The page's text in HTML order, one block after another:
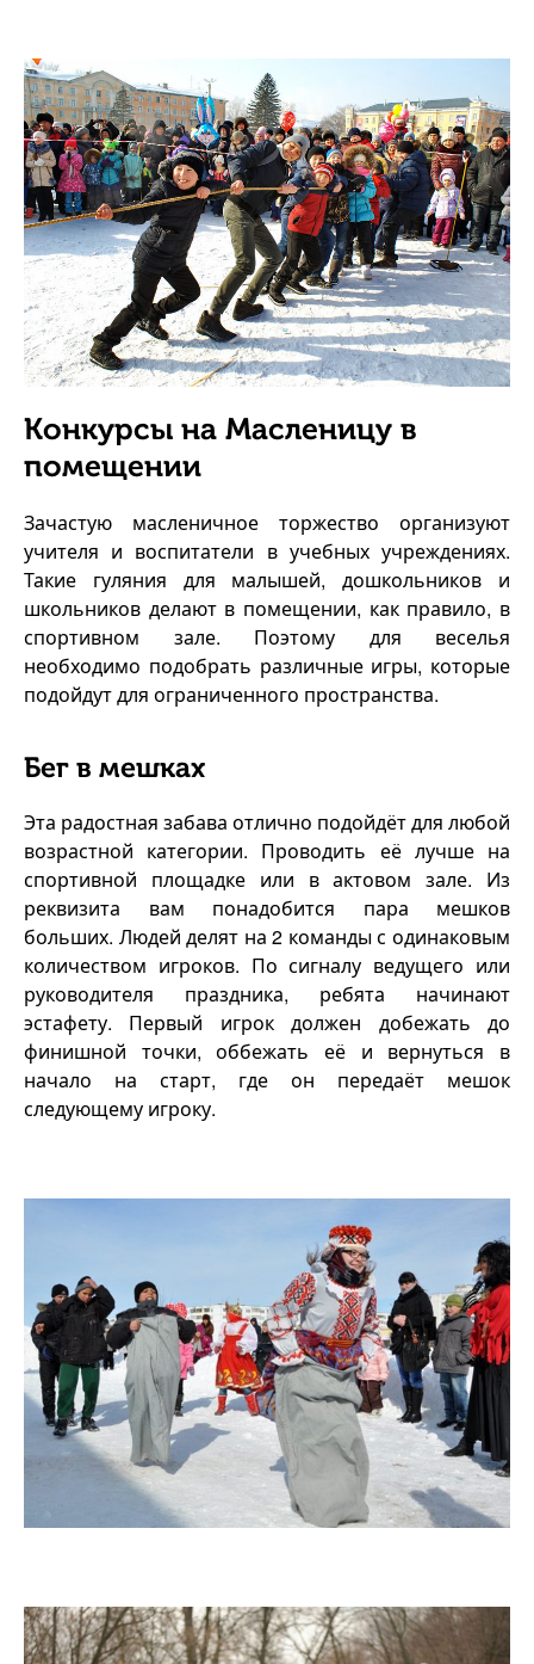
Конкурсы на Масленицу в
помещении
Зачастую масленичное торжество организуют
учителя и воспитатели в учебных учреждениях.
Такие гуляния для малышей, дошкольников и
школьников делают в помещении, как правило, в
спортивном зале. Поэтому для веселья
необходимо подобрать различные игры, которые
подойдут для ограниченного пространства.
Бег в мешках
Эта радостная забава отлично подойдёт для любой
возрастной категории. Проводить её лучше на
спортивной площадке или в актовом зале. Из
реквизита вам понадобится пара мешков
больших. Людей делят на 2 команды с одинаковым
количеством игроков. По сигналу ведущего или
руководителя праздника, ребята начинают
эстафету. Первый игрок должен добежать до
финишной точки, оббежать её и вернуться в
начало на старт, где он передаёт мешок
следующему игроку.